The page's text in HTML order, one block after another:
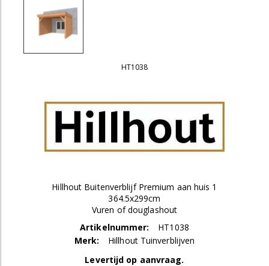
HT1038
Hillhout Buitenverblijf Premium aan huis 1
364.5x299cm
Vuren of douglashout
Artikelnummer:
HT1038
Merk:
Hillhout Tuinverblijven
Levertijd op aanvraag.